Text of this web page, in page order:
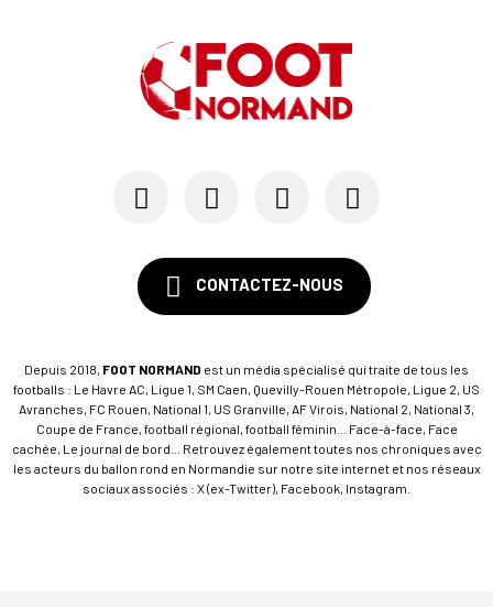
SM CAEN - MERCATO
Avec Mohamed Hafid, Malherbe veut frapper un gr...
SM Caen : Julien Meilhac quitte la direction de...
CONTACTEZ-NOUS
Depuis 2018, FOOT NORMAND est un média spécialisé qui traite de tous les
footballs : Le Havre AC, Ligue 1, SM Caen, Quevilly-Rouen Métropole, Ligue 2, US
Avranches, FC Rouen, National 1, US Granville, AF Virois, National 2, National 3,
Coupe de France, football régional, football féminin... Face-à-face, Face
cachée, Le journal de bord... Retrouvez également toutes nos chroniques avec
les acteurs du ballon rond en Normandie sur notre site internet et nos réseaux
sociaux associés : X (ex-Twitter), Facebook, Instagram.